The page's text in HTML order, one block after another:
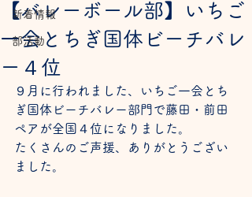
新着情報
部活動
【バレーボール部】いちご
一会とちぎ国体ビーチバレ
ー４位
９月に行われました、いちご一会とち
ぎ国体ビーチバレー部門で藤田・前田
ペアが全国４位になりました。
たくさんのご声援、ありがとうござい
ました。